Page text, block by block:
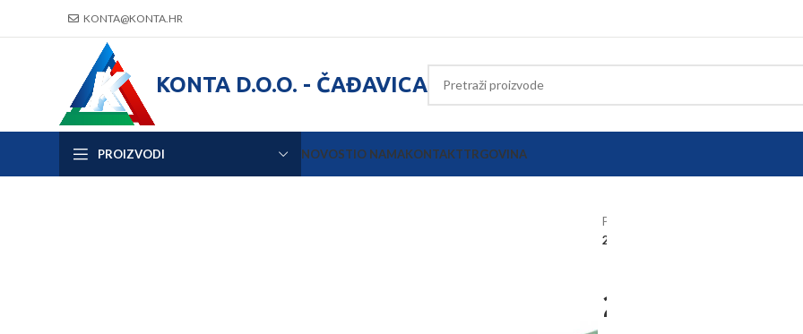
KONTA@KONTA.HR
KONTA D.O.O. - ČAĐAVICA
PROIZVODI NOVOSTIO NAMAKONTAKTTRGOVINA
Početna
2u1 Zaštitni rukav Softshell 54cm
2u1 Zaštitni